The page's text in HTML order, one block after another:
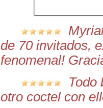
de 70 invitados,
fenomenal!
Todo
otro coctel con